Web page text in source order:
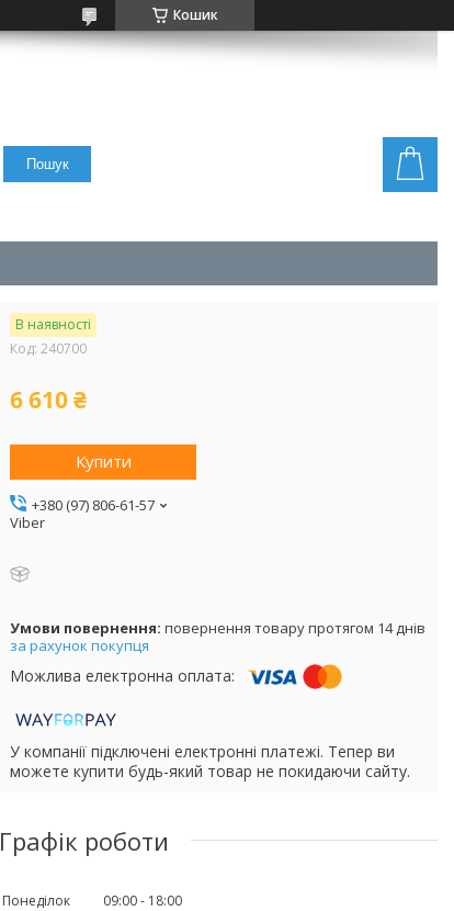
Кошик
Пошук
В наявності
Код: 240700
6 610 ₴
Купити
+380 (97) 806-61-57
Viber
повернення товару протягом 14 днів
за рахунок покупця
У компанії підключені електронні платежі. Тепер ви
можете купити будь-який товар не покидаючи сайту.
Графік роботи
Понеділок 09:00
18:00